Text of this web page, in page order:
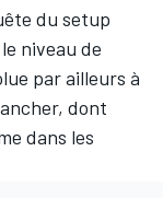
du setup
niveau de
par ailleurs à
dont
dans les